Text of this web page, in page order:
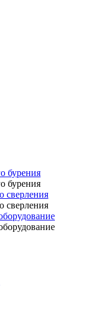
бурения
бурения
сверления
сверления